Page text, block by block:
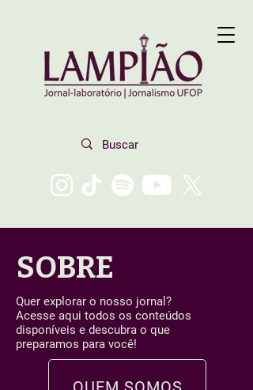
SOBRE
Quer explorar o nosso jornal?
Acesse aqui todos os conteúdos
disponíveis e descubra o que
preparamos para você!